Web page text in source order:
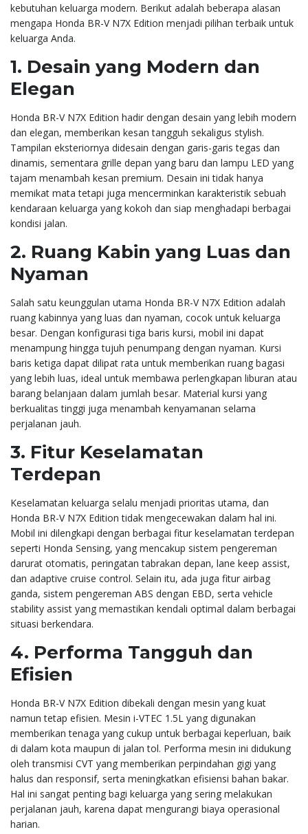
kebutuhan keluarga modern. Berikut adalah beberapa alasan
mengapa Honda BR-V N7X Edition menjadi pilihan terbaik untuk
keluarga Anda.
1. Desain yang Modern dan
Elegan
Honda BR-V N7X Edition hadir dengan desain yang lebih modern
dan elegan, memberikan kesan tangguh sekaligus stylish.
Tampilan eksteriornya didesain dengan garis-garis tegas dan
dinamis, sementara grille depan yang baru dan lampu LED yang
tajam menambah kesan premium. Desain ini tidak hanya
memikat mata tetapi juga mencerminkan karakteristik sebuah
kendaraan keluarga yang kokoh dan siap menghadapi berbagai
kondisi jalan.
2. Ruang Kabin yang Luas dan
Nyaman
Salah satu keunggulan utama Honda BR-V N7X Edition adalah
ruang kabinnya yang luas dan nyaman, cocok untuk keluarga
besar. Dengan konfigurasi tiga baris kursi, mobil ini dapat
menampung hingga tujuh penumpang dengan nyaman. Kursi
baris ketiga dapat dilipat rata untuk memberikan ruang bagasi
yang lebih luas, ideal untuk membawa perlengkapan liburan atau
barang belanjaan dalam jumlah besar. Material kursi yang
berkualitas tinggi juga menambah kenyamanan selama
perjalanan jauh.
3. Fitur Keselamatan
Terdepan
Keselamatan keluarga selalu menjadi prioritas utama, dan
Honda BR-V N7X Edition tidak mengecewakan dalam hal ini.
Mobil ini dilengkapi dengan berbagai fitur keselamatan terdepan
seperti Honda Sensing, yang mencakup sistem pengereman
darurat otomatis, peringatan tabrakan depan, lane keep assist,
dan adaptive cruise control. Selain itu, ada juga fitur airbag
ganda, sistem pengereman ABS dengan EBD, serta vehicle
stability assist yang memastikan kendali optimal dalam berbagai
situasi berkendara.
4. Performa Tangguh dan
Efisien
Honda BR-V N7X Edition dibekali dengan mesin yang kuat
namun tetap efisien. Mesin i-VTEC 1.5L yang digunakan
memberikan tenaga yang cukup untuk berbagai keperluan, baik
di dalam kota maupun di jalan tol. Performa mesin ini didukung
oleh transmisi CVT yang memberikan perpindahan gigi yang
halus dan responsif, serta meningkatkan efisiensi bahan bakar.
Hal ini sangat penting bagi keluarga yang sering melakukan
perjalanan jauh, karena dapat mengurangi biaya operasional
harian.